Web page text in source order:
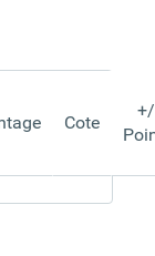
Cote